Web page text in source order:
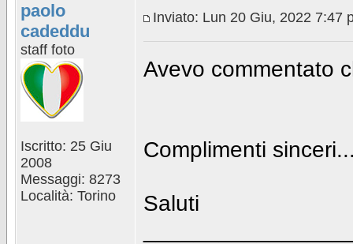
paolo
cadeddu
staff foto
Iscritto: 25 Giu
2008
Messaggi: 8273
Località: Torino
Inviato: Lun 20 Giu, 2022 7:47
Avevo commentato
Complimenti
Saluti